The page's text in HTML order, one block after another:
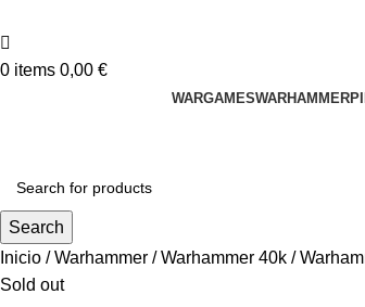
0 items 0,00 €
WARGAMESWARHAMMER
Search
Inicio
Warhammer Warhammer 40k
Sold out